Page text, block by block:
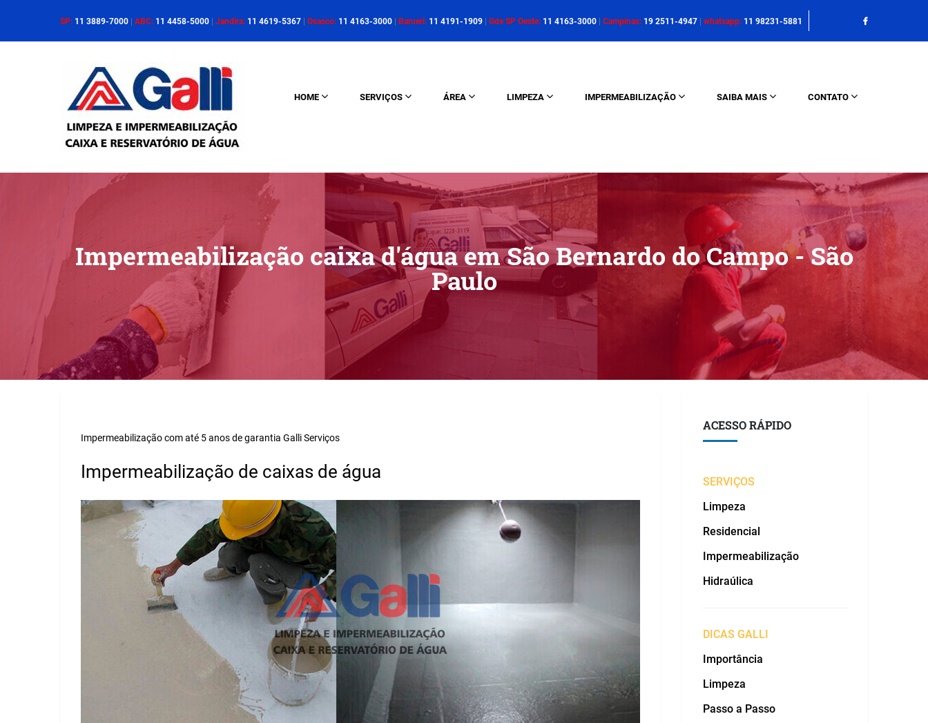
SP: 11 3889-7000 ABC: 11 4458-5000 Jandira: 11 4619-5367 Osasco: 11 4163-3000 Barueri: 11 4191-1909 Gde SP Oeste: 11 4163-3000 Campinas: 19 2511-4947 whatsapp: 11 98231-5881
HOME SERVIÇOS ÁREA LIMPEZA IMPERMEABILIZAÇÃO SAIBA MAIS CONTATO
Impermeabilização caixa d'água em São Bernardo do Campo - São
Paulo
Impermeabilização com até 5 anos de garantia Galli Serviços
Impermeabilização de caixas de água
ACESSO RÁPIDO
SERVIÇOS
Limpeza
Residencial
Impermeabilização
Hidraúlica
DICAS GALLI
Importância
Limpeza
Passo a Passo